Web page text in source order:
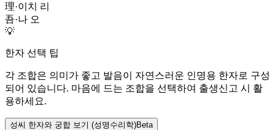
理·이치 리
吾·나 오
💡
한자 선택 팁
각 조합은 의미가 좋고 발음이 자연스러운 인명용 한자로 구성
되어 있습니다. 마음에 드는 조합을 선택하여 출생신고 시 활
용하세요.
성씨 한자와 궁합 보기 (성명수리학)Beta